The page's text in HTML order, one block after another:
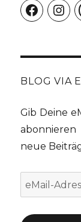
Facebook
BLOG VIA
Gib Deine
neue
eMail-
Adresse